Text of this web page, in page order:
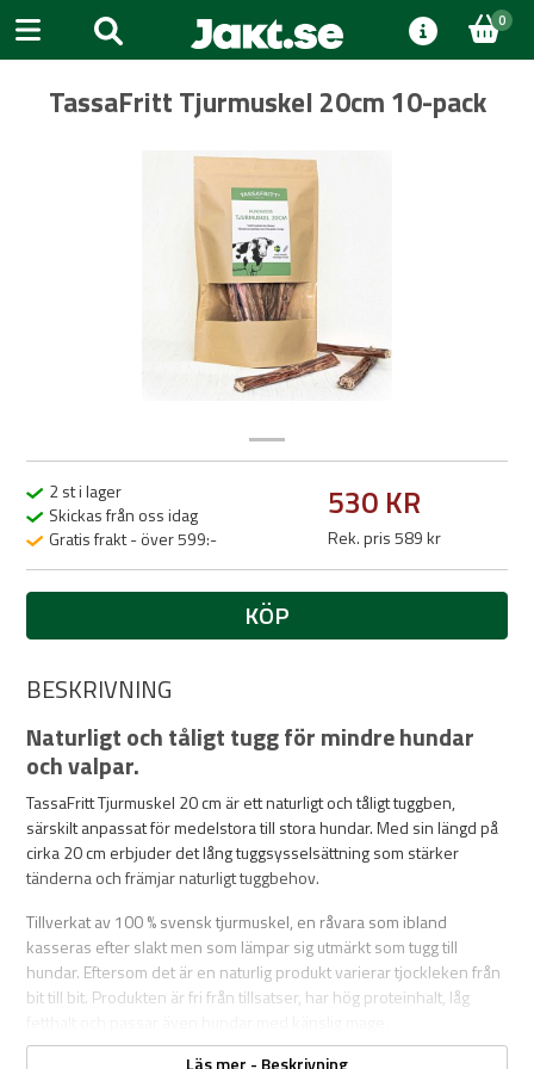
0
TassaFritt Tjurmuskel 20cm 10-pack
2 st i lager
Skickas från oss idag
Gratis frakt - över 599:-
530 KR
Rek. pris 589 kr
KÖP
BESKRIVNING
Naturligt och tåligt tugg för mindre hundar
och valpar.
TassaFritt Tjurmuskel 20 cm är ett naturligt och tåligt tuggben,
särskilt anpassat för medelstora till stora hundar. Med sin längd på
cirka 20 cm erbjuder det lång tuggsysselsättning som stärker
tänderna och främjar naturligt tuggbehov.
Tillverkat av 100 % svensk tjurmuskel, en råvara som ibland
kasseras efter slakt men som lämpar sig utmärkt som tugg till
hundar. Eftersom det är en naturlig produkt varierar tjockleken från
bit till bit. Produkten är fri från tillsatser, har hög proteinhalt, låg
Läs mer - Beskrivning